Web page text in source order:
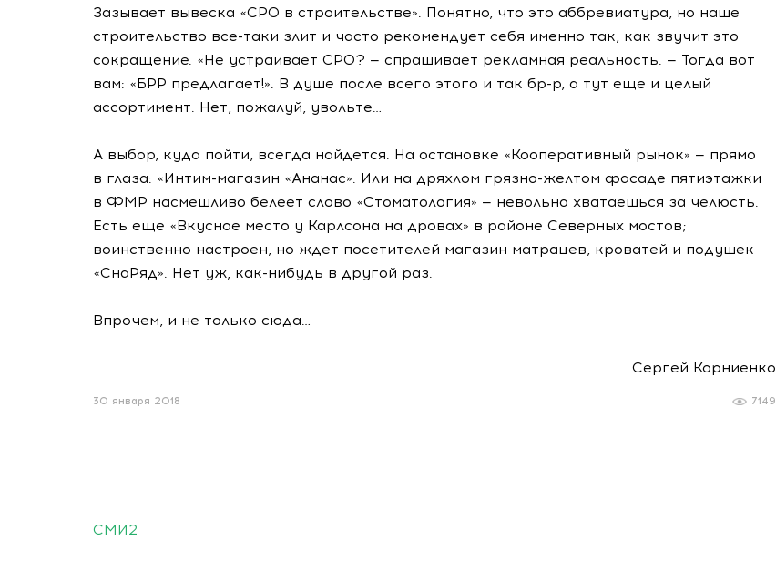
Зазывает вывеска «СРО в строительстве». Понятно, что это аббревиатура, но наше
строительство все-таки злит и часто рекомендует себя именно так, как звучит это
сокращение. «Не устраивает СРО? — спрашивает рекламная реальность. — Тогда вот
вам: «БРР предлагает!». В душе после всего этого и так бр-р, а тут еще и целый
ассортимент. Нет, пожалуй, увольте…
А выбор, куда пойти, всегда найдется. На остановке «Кооперативный рынок» — прямо
в глаза: «Интим-магазин «Ананас». Или на дряхлом грязно-желтом фасаде пятиэтажки
в ФМР насмешливо белеет слово «Стоматология» — невольно хватаешься за челюсть.
Есть еще «Вкусное место у Карлсона на дровах» в районе Северных мостов;
воинственно настроен, но ждет посетителей магазин матрацев, кроватей и подушек
«СнаРяд». Нет уж, как-нибудь в другой раз.
Впрочем, и не только сюда…
Сергей Корниенко
7149
30 января 2018
СМИ2